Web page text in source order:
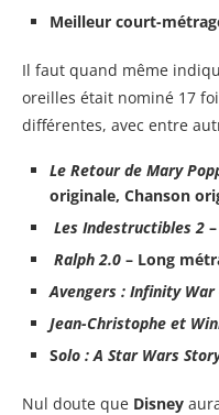
Meilleur court-
Il faut quand même
oreilles était nominé 17
différentes, avec entre
Le Retour de Mary
originale, Chanson
Les Indestructibles 2
Ralph 2.0 – Long
Avengers : Infinity War
Jean-Christophe et
Solo : A Star Wars
Nul doute que Disney